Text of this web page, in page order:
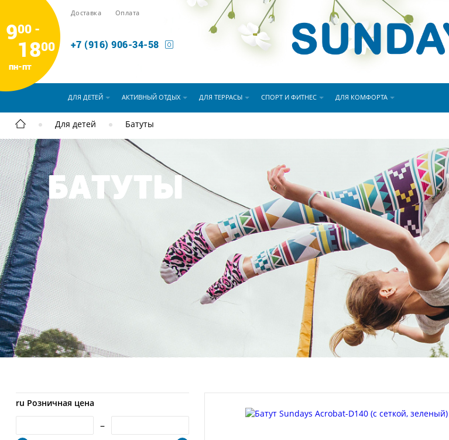
900 -
1800
пн-пт
Доставка Оплата
+7 (916) 906-34-58
ДЛЯ ДЕТЕЙ АКТИВНЫЙ ОТДЫХ ДЛЯ ТЕРРАСЫ СПОРТ И ФИТНЕС ДЛЯ КОМФОРТА
Для детей Батуты
БАТУТЫ
ru Розничная цена
–